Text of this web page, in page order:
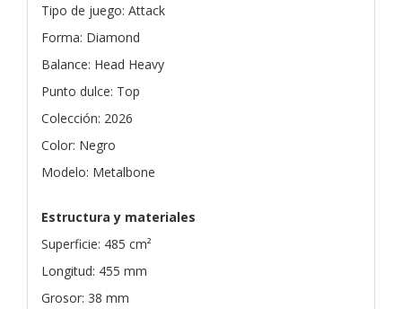
Tipo de juego: Attack
Forma: Diamond
Balance: Head Heavy
Punto dulce: Top
Colección: 2026
Color: Negro
Modelo: Metalbone
Estructura y materiales
Superficie: 485 cm²
Longitud: 455 mm
Grosor: 38 mm